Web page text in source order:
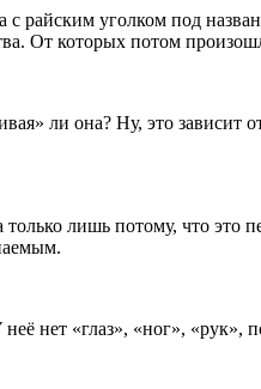
с райским уголком под
От которых потом
ли она? Ну, это зависит
лишь потому, что это
нет «глаз», «ног», «рук»,